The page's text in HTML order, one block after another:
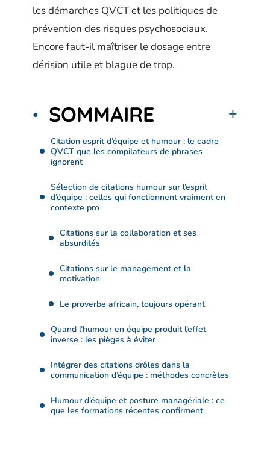
les démarches QVCT et les politiques de
prévention des risques psychosociaux.
Encore faut-il maîtriser le dosage entre
dérision utile et blague de trop.
SOMMAIRE
Citation esprit d’équipe et humour : le cadre
QVCT que les compilateurs de phrases
ignorent
Sélection de citations humour sur l’esprit
d’équipe : celles qui fonctionnent vraiment en
contexte pro
Citations sur la collaboration et ses
absurdités
Citations sur le management et la
motivation
Le proverbe africain, toujours opérant
Quand l’humour en équipe produit l’effet
inverse : les pièges à éviter
Intégrer des citations drôles dans la
communication d’équipe : méthodes concrètes
Humour d’équipe et posture managériale : ce
que les formations récentes confirment